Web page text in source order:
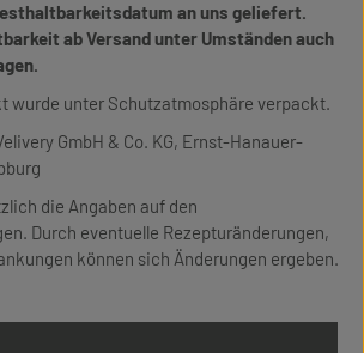
an uns geliefert.
ab Versand unter Umständen auch
wurde unter Schutzatmosphäre verpackt.
GmbH & Co. KG, Ernst-Hanauer-
die Angaben auf den
Durch eventuelle Rezepturänderungen,
können sich Änderungen ergeben.